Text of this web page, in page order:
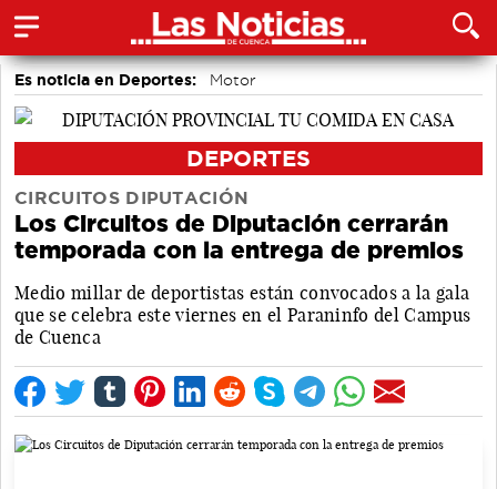
Es noticia en Deportes: Motor
DEPORTES
CIRCUITOS DIPUTACIÓN
Los Circuitos de Diputación cerrarán
temporada con la entrega de premios
Medio millar de deportistas están convocados a la gala
que se celebra este viernes en el Paraninfo del Campus
de Cuenca